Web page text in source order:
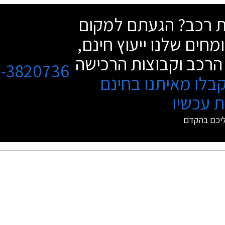
רכב? הגעתם למקום
שלנו ייעוץ חינם,
וקבוצות הרכישה
מאיתנו בחינם
עכשיו
בהקדם
3820736